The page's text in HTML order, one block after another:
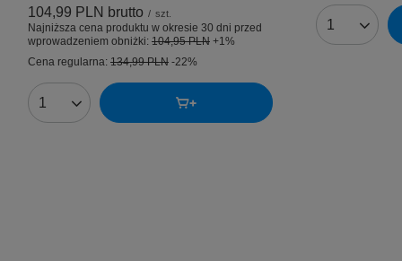
104,99 PLN brutto / szt.
Najniższa cena produktu w okresie 30 dni przed
wprowadzeniem obniżki: 104,95 PLN +1%
Cena regularna: 134,99 PLN -22%
Ilość produktów
Ilość